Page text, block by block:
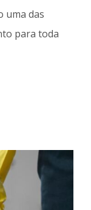
uma das
para toda